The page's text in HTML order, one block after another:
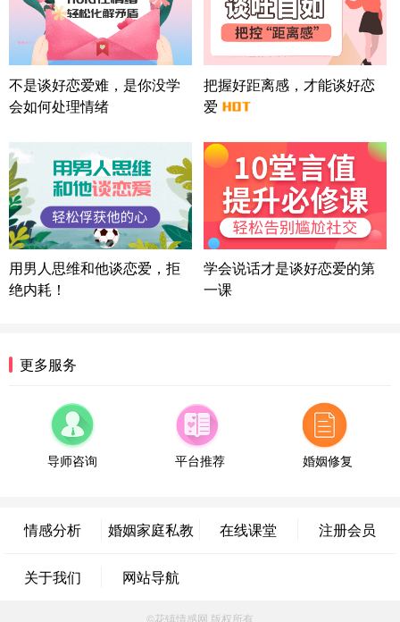
上海-浦东 177****9074
56分钟前
微信用户 Liberty 通过此页面咨询，已获得专属情感
方案
广东-广州 188****5632
12分钟前
微信用户 司马锘 通过此页面咨询，已获得专属情感
微信用户 困困魚? 通过此页面咨询，已获得专属情感
方案
陕西-西安 139****6283
3分钟前
微信用户 喜欢下雨天^ 通过此页面咨询，已获得专属
情感方案
浙江-宁波 150****8921
28分钟前
微信用户 逆光下的微笑 通过此页面咨询，已获得专
山东-青岛 138****9975
7分钟前
微信用户 小任性 通过此页面咨询，已获得专属情感
微信用户 H-孙志远-上海 通过此页面咨询，已获得专
属情感方案
微信用户 墨笙 通过此页面咨询，已获得专属情感方
江苏-苏州 188****5187
不是谈好恋爱难，是你没学
会如何处理情绪
把握好距离感，才能谈好恋
爱
用男人思维和他谈恋爱，拒
绝内耗！
学会说话才是谈好恋爱的第
一课
更多服务
导师咨询 平台推荐 婚姻修复
情感分析 婚姻家庭私教 在线课堂 注册会员
关于我们 网站导航
©花镇情感网 版权所有